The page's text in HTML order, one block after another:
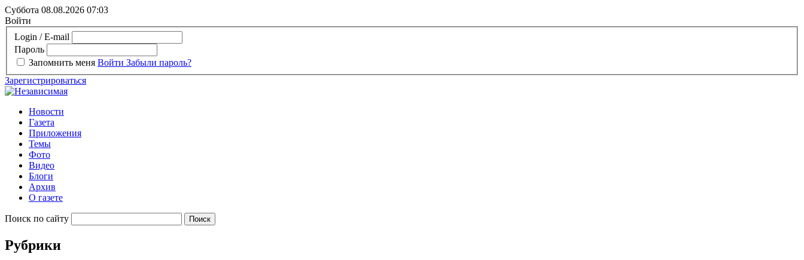
Суббота 08.08.2026 07:03
Войти
Login / E-mail
Пароль
Запомнить меня Войти Забыли пароль?
Зарегистрироваться
Новости
Газета
Приложения
Темы
Фото
Видео
Блоги
Архив
О газете
Поиск по сайту
Рубрики